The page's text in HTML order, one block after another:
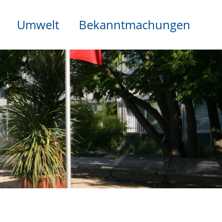
Umwelt Bekanntmachungen